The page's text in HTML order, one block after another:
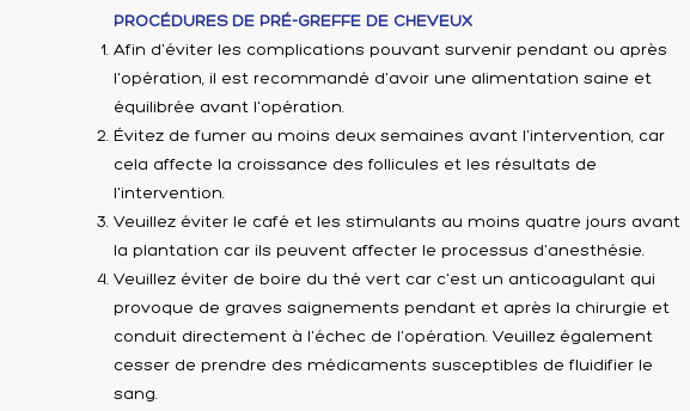
PROCÉDURES DE PRÉ-GREFFE DE CHEVEUX
Afin d'éviter les complications pouvant survenir pendant ou après
l'opération, il est recommandé d'avoir une alimentation saine et
équilibrée avant l'opération.
Évitez de fumer au moins deux semaines avant l'intervention, car
cela affecte la croissance des follicules et les résultats de
l'intervention.
Veuillez éviter le café et les stimulants au moins quatre jours avant
la plantation car ils peuvent affecter le processus d'anesthésie.
Veuillez éviter de boire du thé vert car c'est un anticoagulant qui
provoque de graves saignements pendant et après la chirurgie et
conduit directement à l'échec de l'opération. Veuillez également
cesser de prendre des médicaments susceptibles de fluidifier le
sang.